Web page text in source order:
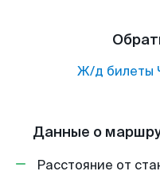
Ж/д билеты
Данные о
Расстояние от